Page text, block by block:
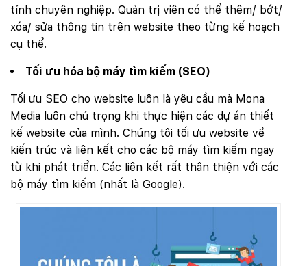
tính chuyên nghiệp. Quản trị viên có thể thêm/ bớt/
xóa/ sửa thông tin trên website theo từng kế hoạch
cụ thể.
Tối ưu hóa bộ máy tìm kiếm (SEO)
Tối ưu SEO cho website luôn là yêu cầu mà Mona
Media luôn chú trọng khi thực hiện các dự án thiết
kế website của mình. Chúng tôi tối ưu website về
kiến trúc và liên kết cho các bộ máy tìm kiếm ngay
từ khi phát triển. Các liên kết rất thân thiện với các
bộ máy tìm kiếm (nhất là Google).